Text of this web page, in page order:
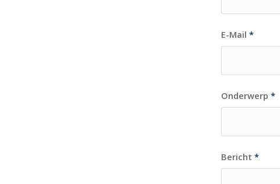
E-Mail*
Onderwerp*
Bericht*